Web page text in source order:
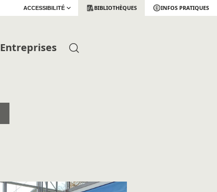
ACCESSIBILITÉ BIBLIOTHÈQUES INFOS PRATIQUES
Entreprises